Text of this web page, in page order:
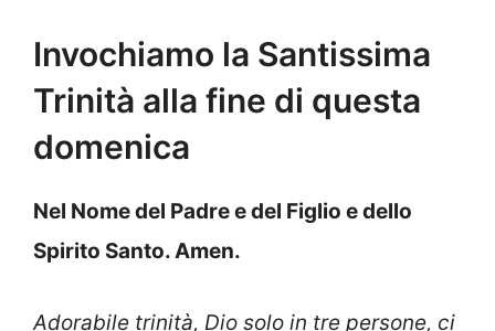
Invochiamo la Santissima
Trinità alla fine di questa
domenica
Nel Nome del Padre e del Figlio e dello
Spirito Santo. Amen.
Adorabile trinità, Dio solo in tre persone, ci